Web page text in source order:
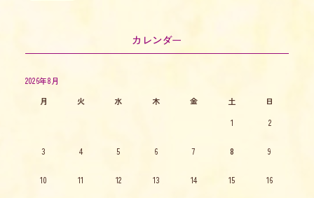
カレンダー
2026年8月
月
火 水 木 金 土
日
1
2
3 4 5 6 7 8 9
10 11 12 13 14 15 16